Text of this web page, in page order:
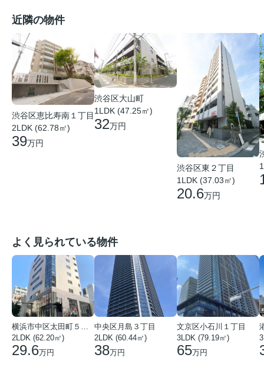
近隣の物件
渋谷区恵比寿南１丁目
2LDK (62.78㎡)
39万円
渋谷区大山町
1LDK (47.25㎡)
32万円
渋谷区東２丁目
1LDK (37.03㎡)
20.6万円
よく見られている物件
2LDK (62.20㎡)
29.6万円
中央区月島３丁目
2LDK (60.44㎡)
38万円
文京区小石川１丁目
3LDK (79.19㎡)
65万円